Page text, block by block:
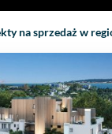
na sprzedaż w